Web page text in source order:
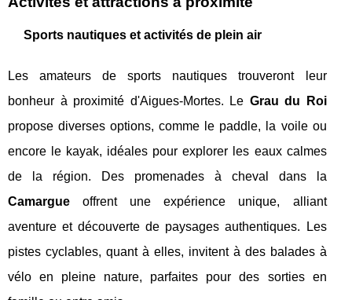
Sports nautiques et activités de plein air
Les amateurs de sports nautiques trouveront leur
bonheur à proximité d'Aigues-Mortes. Le Grau du Roi
propose diverses options, comme le paddle, la voile ou
encore le kayak, idéales pour explorer les eaux calmes
de la région. Des promenades à cheval dans la
Camargue offrent une expérience unique, alliant
aventure et découverte de paysages authentiques. Les
pistes cyclables, quant à elles, invitent à des balades à
vélo en pleine nature, parfaites pour des sorties en